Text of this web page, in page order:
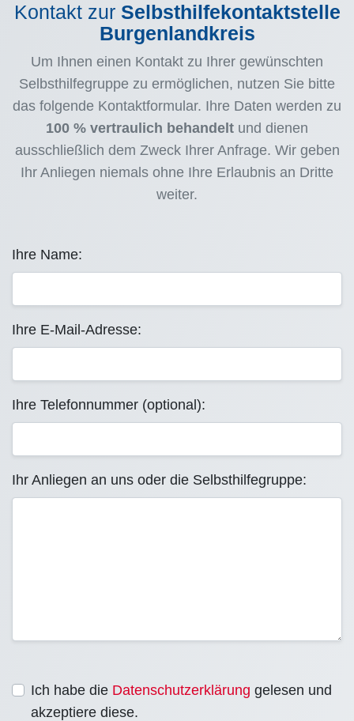
Kontakt zur Selbsthilfekontaktstelle
Burgenlandkreis
Um Ihnen einen Kontakt zu Ihrer gewünschten
Selbsthilfegruppe zu ermöglichen, nutzen Sie bitte
das folgende Kontaktformular. Ihre Daten werden zu
100 % vertraulich behandelt und dienen
ausschließlich dem Zweck Ihrer Anfrage. Wir geben
Ihr Anliegen niemals ohne Ihre Erlaubnis an Dritte
weiter.
Ihre Name:
Ihre E-Mail-Adresse:
Ihre Telefonnummer (optional):
Ihr Anliegen an uns oder die Selbsthilfegruppe:
Ich habe die Datenschutzerklärung gelesen und
akzeptiere diese.